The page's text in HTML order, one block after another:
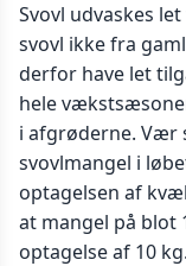
Svovl udvaskes
svovl ikke fra
derfor have let
hele
i afgrøderne. Vær
svovlmangel i
optagelsen af
at mangel på blot
optagelse af 10